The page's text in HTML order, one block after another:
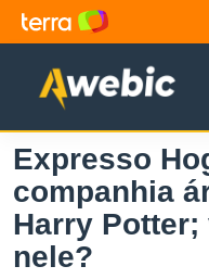
Expresso
companhia
Harry
nele?